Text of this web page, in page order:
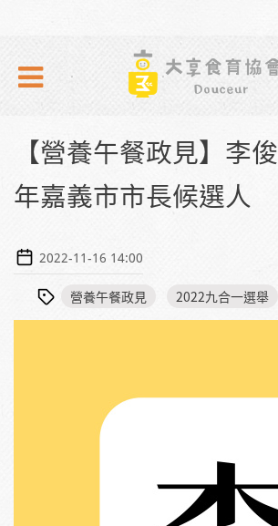
【營養午餐政見】李
年嘉義市市長候選人
2022-11-16 14:00
營養午餐政見 2022九合一選舉